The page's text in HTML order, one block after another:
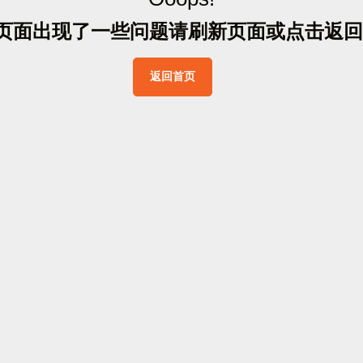
面出现了一些问题请刷新页面或点击返 回
返回首页